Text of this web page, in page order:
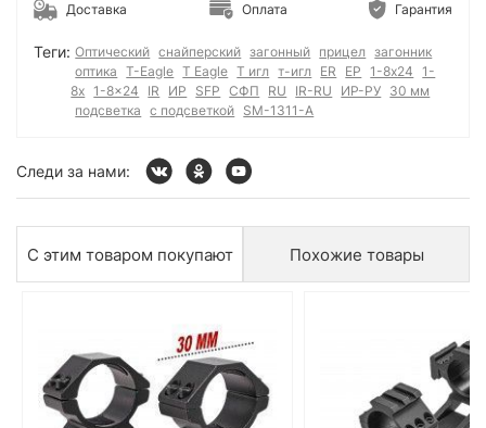
Доставка Оплата Гарантия
Теги: Оптический снайперский загонный прицел
загонник
оптика
T-Eagle T Eagle Т игл т-игл ER ЕР 1-8x24
1-
8x 1-8x24 IR ИР SFP СФП RU IR-RU ИР-РУ 30 мм
подсветка
с подсветкой SM-1311-A
Следи за нами:
С этим товаром покупают Похожие товары